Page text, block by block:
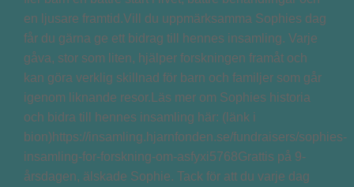
en ljusare framtid.Vill du uppmärksamma Sophies dag
får du gärna ge ett bidrag till hennes insamling. Varje
gåva, stor som liten, hjälper forskningen framåt och
kan göra verklig skillnad för barn och familjer som går
igenom liknande resor.Läs mer om Sophies historia
och bidra till hennes insamling här: (länk i
bion)https://insamling.hjarnfonden.se/fundraisers/sophies-
insamling-for-forskning-om-asfyxi5768Grattis på 9-
årsdagen, älskade Sophie. Tack för att du varje dag